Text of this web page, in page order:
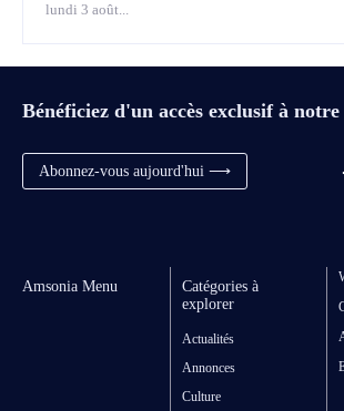
lundi 3 août...
Bénéficiez d'un accès exclusif à
Abonnez-vous aujourd'hui ⟶
Amsonia Menu
Catégories à
explorer
Actualités
Annonces
Culture